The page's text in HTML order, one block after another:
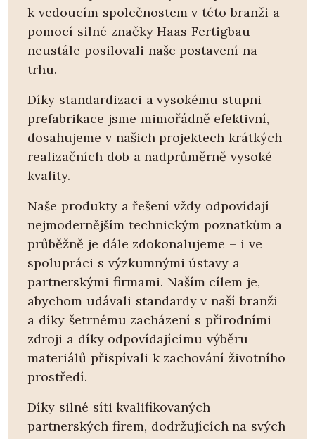
k vedoucím společnostem v této branži a
pomocí silné značky Haas Fertigbau
neustále posilovali naše postavení na
trhu.
Díky standardizaci a vysokému stupni
prefabrikace jsme mimořádně efektivní,
dosahujeme v našich projektech krátkých
realizačních dob a nadprůměrně vysoké
kvality.
Naše produkty a řešení vždy odpovídají
nejmodernějším technickým poznatkům a
průběžně je dále zdokonalujeme – i ve
spolupráci s výzkumnými ústavy a
partnerskými firmami. Naším cílem je,
abychom udávali standardy v naší branži
a díky šetrnému zacházení s přírodními
zdroji a díky odpovídajícímu výběru
materiálů přispívali k zachování životního
prostředí.
Díky silné síti kvalifikovaných
partnerských firem, dodržujících na svých